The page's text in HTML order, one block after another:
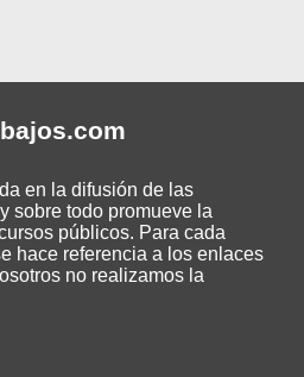
.com
en la difusión de las
sobre todo promueve la
públicos. Para cada
hace referencia a los enlaces
no realizamos la